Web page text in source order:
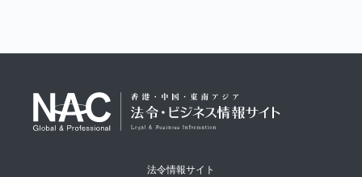
法令情報サイト